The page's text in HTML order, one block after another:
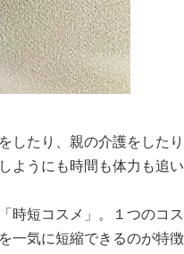
したり、親の介護をした
うにも時間も体力も追い
短コスメ」。１つのコス
一気に短縮できるのが特